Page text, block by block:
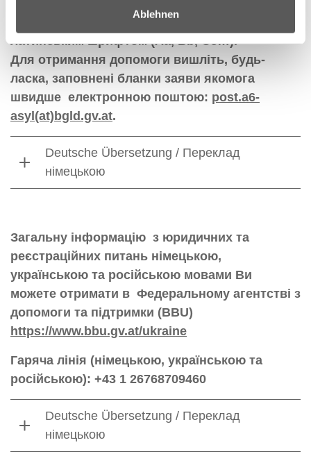
Ablehnen
Заповнюйте, будь-ласка, бланки та угоди
латинським шрифтом (Aa, Bb, Cc…).
Для отримання допомоги вишліть, будь-
ласка, заповнені бланки заяви якомога
швидше електронною поштою: post.a6-
asyl(at)bgld.gv.at.
Deutsche Übersetzung / Переклад
німецькою
Загальну інформацію з юридичних та
реєстраційних питань німецькою,
українською та російською мовами Ви
можете отримати в Федеральному агентстві з
допомоги та підтримки (BBU)
https://www.bbu.gv.at/ukraine
Гаряча лінія (німецькою, українською та
російською): +43 1 26768709460
Deutsche Übersetzung / Переклад
німецькою